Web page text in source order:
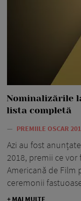
Nominalizările
lista completă
— PREMIILE OSCAR
Azi au fost
2018, premii ce
Americană de Film
ceremonii
+ MAI MULTE